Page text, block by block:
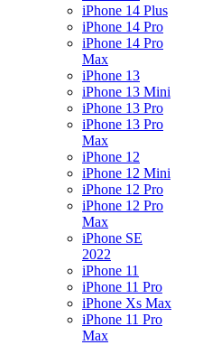
iPhone 14 Plus
iPhone 14 Pro
iPhone 14 Pro
Max
iPhone 13
iPhone 13 Mini
iPhone 13 Pro
iPhone 13 Pro
Max
iPhone 12
iPhone 12 Mini
iPhone 12 Pro
iPhone 12 Pro
Max
iPhone SE
2022
iPhone 11
iPhone 11 Pro
iPhone Xs Max
iPhone 11 Pro
Max